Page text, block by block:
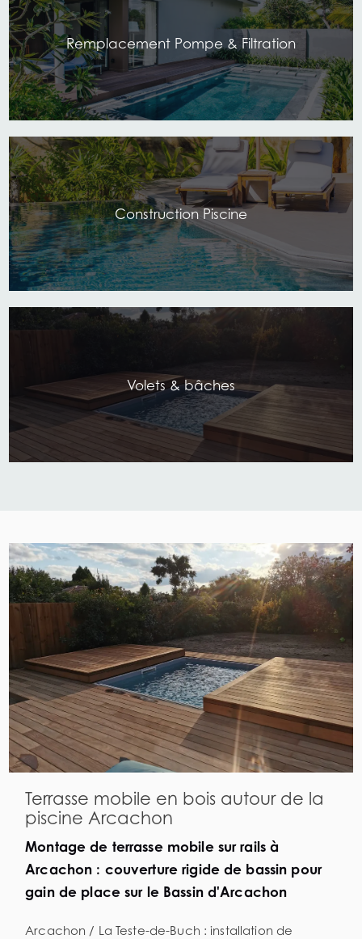
Remplacement Pompe & Filtration
Construction Piscine
Volets & bâches
Terrasse mobile en bois autour de la
piscine Arcachon
Montage de terrasse mobile sur rails à
Arcachon : couverture rigide de bassin pour
gain de place sur le Bassin d'Arcachon
Arcachon / La Teste-de-Buch : installation de